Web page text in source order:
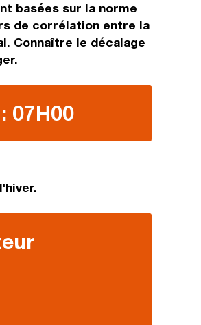
basées sur la norme
de corrélation entre la
Connaître le décalage
07H00